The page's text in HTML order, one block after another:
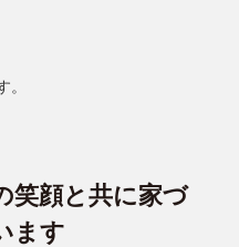
笑顔と共に家づ
ます